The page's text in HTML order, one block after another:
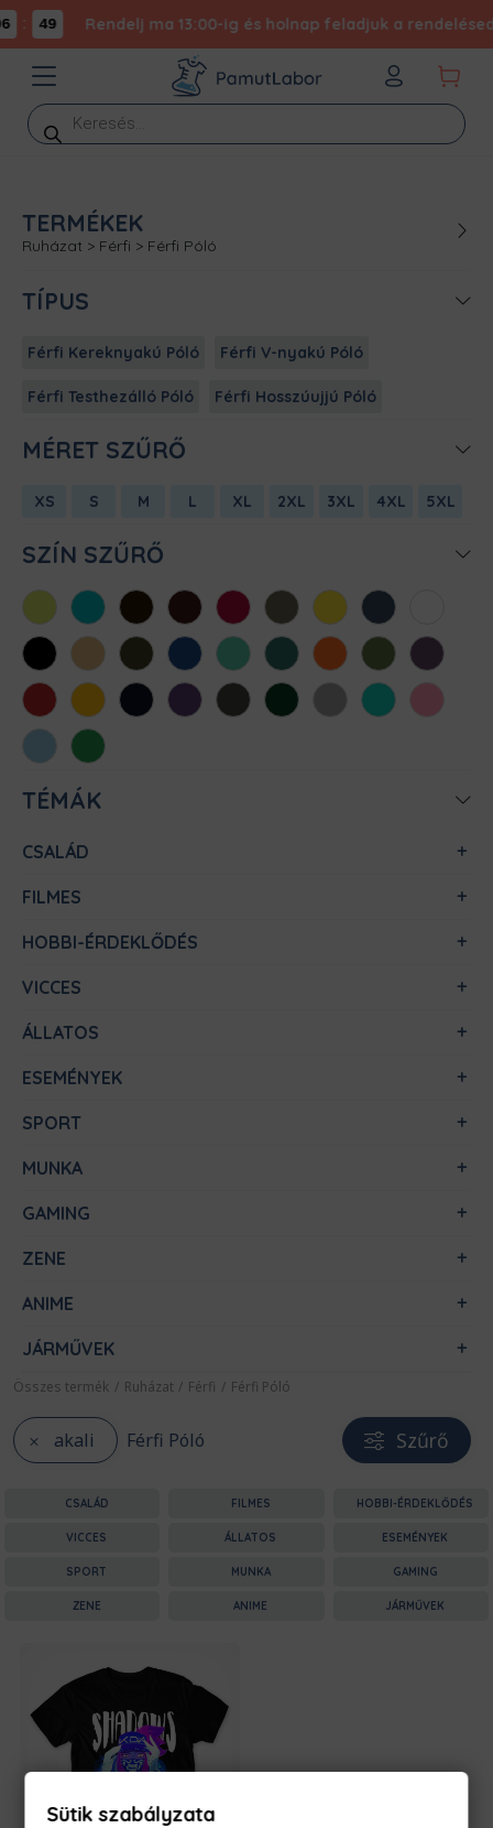
49 Rendelj ma 13:00-ig és holnap feladjuk a
Products
search
TERMÉKEK
Ruházat > Férfi > Férfi Póló
TÍPUS
Férfi Kereknyakú Póló Férfi V-nyakú Póló
Férfi Testhezálló Póló Férfi Hosszúujjú Póló
MÉRET SZŰRŐ
XS S M L XL 2XL 3XL 4XL 5XL
SZÍN SZŰRŐ
AlmazöldAtollkékBarnaBordóChili Cink Citromsárga
Denim
FeketeHomokKhaki KirálykékMentaMéregzöld
NarancsOliva Padlizsán
Piros SárgaSötétkékSötétlilaSötétszürke
SötétzöldSportszürke
Türkiz
Világos
rózsaszín
Világoskék
Zöld
TÉMÁK
CSALÁD
FILMES
HOBBI-ÉRDEKLŐDÉS
VICCES
ÁLLATOS
ESEMÉNYEK
SPORT
MUNKA
GAMING
ZENE
ANIME
JÁRMŰVEK
Összes termék / Ruházat / Férfi / Férfi Póló
akali Férfi Póló Szűrő
CSALÁD FILMES HOBBI-ÉRDEKLŐDÉS
VICCES ÁLLATOS ESEMÉNYEK
SPORT MUNKA GAMING
ZENE ANIME JÁRMŰVEK
Sütik szabályzata